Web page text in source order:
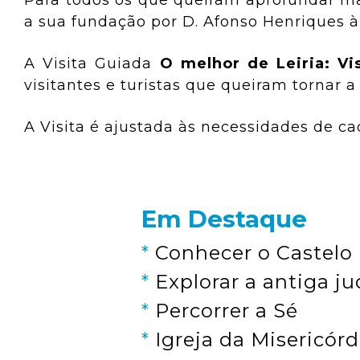
a sua fundação por D. Afonso Henriques
A Visita Guiada O melhor de Leiria:
visitantes e turistas que queiram tornar
A Visita é ajustada às necessidades de
Em Destaque
* Conhecer o
* Explorar a antiga
* Percorrer a Sé
* Igreja da